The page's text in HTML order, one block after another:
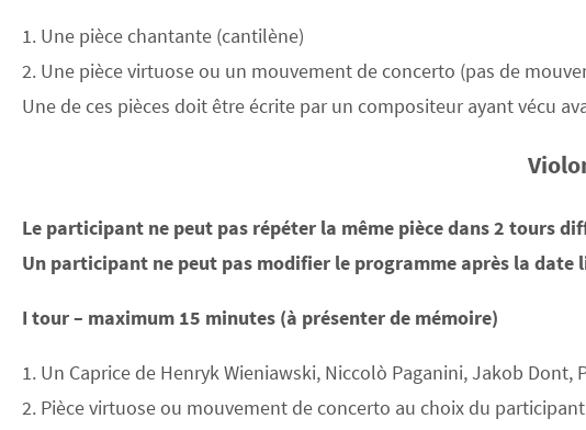
1. Une pièce chantante (cantilène)
2. Une pièce virtuose ou un mouvement de concerto (pas de
Une de ces pièces doit être écrite par un compositeur ayant vécu
Le participant ne peut pas répéter la même pièce dans 2 tours
Un participant ne peut pas modifier le programme après la date
I tour – maximum 15 minutes (à présenter de mémoire)
1. Un Caprice de Henryk Wieniawski, Niccolò Paganini, Jakob Dont,
2. Pièce virtuose ou mouvement de concerto au choix du participant